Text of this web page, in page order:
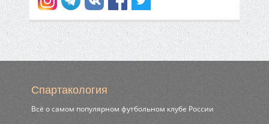
Спартакология
Всё о самом популярном футбольном клубе России